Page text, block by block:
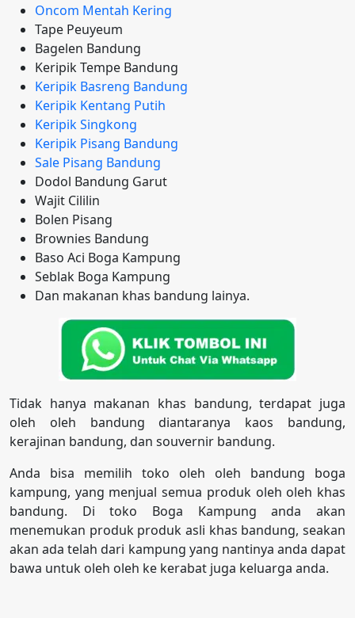
Oncom Mentah Kering
Tape Peuyeum
Bagelen Bandung
Keripik Tempe Bandung
Keripik Basreng Bandung
Keripik Kentang Putih
Keripik Singkong
Keripik Pisang Bandung
Sale Pisang Bandung
Dodol Bandung Garut
Wajit Cililin
Bolen Pisang
Brownies Bandung
Baso Aci Boga Kampung
Seblak Boga Kampung
Dan makanan khas bandung lainya.
Tidak hanya makanan khas bandung, terdapat juga
oleh oleh bandung diantaranya kaos bandung,
kerajinan bandung, dan souvernir bandung.
Anda bisa memilih toko oleh oleh bandung boga
kampung, yang menjual semua produk oleh oleh khas
bandung. Di toko Boga Kampung anda akan
menemukan produk produk asli khas bandung, seakan
akan ada telah dari kampung yang nantinya anda dapat
bawa untuk oleh oleh ke kerabat juga keluarga anda.